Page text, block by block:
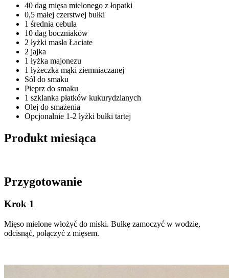
40 dag mięsa mielonego z łopatki
0,5 małej czerstwej bułki
1 średnia cebula
10 dag boczniaków
2 łyżki masła Łaciate
2 jajka
1 łyżka majonezu
1 łyżeczka mąki ziemniaczanej
Sól do smaku
Pieprz do smaku
1 szklanka płatków kukurydzianych
Olej do smażenia
Opcjonalnie 1-2 łyżki bułki tartej
Produkt miesiąca
Przygotowanie
Krok 1
Mięso mielone włożyć do miski. Bułkę zamoczyć w wodzie,
odcisnąć, połączyć z mięsem.